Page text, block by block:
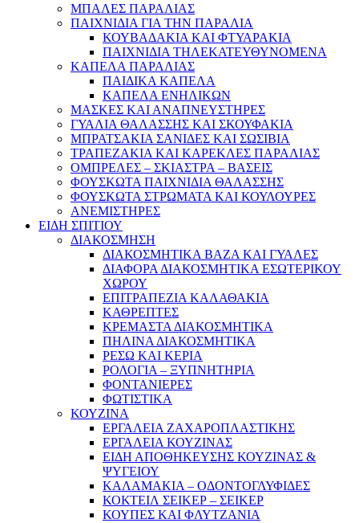
ΜΠΑΛΕΣ ΠΑΡΑΛΙΑΣ
ΠΑΙΧΝΙΔΙΑ ΓΙΑ ΤΗΝ ΠΑΡΑΛΙΑ
ΚΟΥΒΑΔΑΚΙΑ ΚΑΙ ΦΤΥΑΡΑΚΙΑ
ΠΑΙΧΝΙΔΙΑ ΤΗΛΕΚΑΤΕΥΘΥΝΟΜΕΝΑ
ΚΑΠΕΛΑ ΠΑΡΑΛΙΑΣ
ΠΑΙΔΙΚΑ ΚΑΠΕΛΑ
ΚΑΠΕΛΑ ΕΝΗΛΙΚΩΝ
ΜΑΣΚΕΣ ΚΑΙ ΑΝΑΠΝΕΥΣΤΗΡΕΣ
ΓΥΑΛΙΑ ΘΑΛΑΣΣΗΣ ΚΑΙ ΣΚΟΥΦΑΚΙΑ
ΜΠΡΑΤΣΑΚΙΑ ΣΑΝΙΔΕΣ ΚΑΙ ΣΩΣΙΒΙΑ
ΤΡΑΠΕΖΑΚΙΑ ΚΑΙ ΚΑΡΕΚΛΕΣ ΠΑΡΑΛΙΑΣ
ΟΜΠΡΕΛΕΣ – ΣΚΙΑΣΤΡΑ – ΒΑΣΕΙΣ
ΦΟΥΣΚΩΤΑ ΠΑΙΧΝΙΔΙΑ ΘΑΛΑΣΣΗΣ
ΦΟΥΣΚΩΤΑ ΣΤΡΩΜΑΤΑ ΚΑΙ ΚΟΥΛΟΥΡΕΣ
ΑΝΕΜΙΣΤΗΡΕΣ
ΕΙΔΗ ΣΠΙΤΙΟΥ
ΔΙΑΚΟΣΜΗΣΗ
ΔΙΑΚΟΣΜΗΤΙΚΑ ΒΑΖΑ ΚΑΙ ΓΥΑΛΕΣ
ΔΙΑΦΟΡΑ ΔΙΑΚΟΣΜΗΤΙΚΑ ΕΣΩΤΕΡΙΚΟΥ
ΧΩΡΟΥ
ΕΠΙΤΡΑΠΕΖΙΑ ΚΑΛΑΘΑΚΙΑ
ΚΑΘΡΕΠΤΕΣ
ΚΡΕΜΑΣΤΑ ΔΙΑΚΟΣΜΗΤΙΚΑ
ΠΗΛΙΝΑ ΔΙΑΚΟΣΜΗΤΙΚΑ
ΡΕΣΩ ΚΑΙ ΚΕΡΙΑ
ΡΟΛΟΓΙΑ – ΞΥΠΝΗΤΗΡΙΑ
ΦΟΝΤΑΝΙΕΡΕΣ
ΦΩΤΙΣΤΙΚΑ
ΚΟΥΖΙΝΑ
ΕΡΓΑΛΕΙΑ ΖΑΧΑΡΟΠΛΑΣΤΙΚΗΣ
ΕΡΓΑΛΕΙΑ ΚΟΥΖΙΝΑΣ
ΕΙΔΗ ΑΠΟΘΗΚΕΥΣΗΣ ΚΟΥΖΙΝΑΣ &
ΨΥΓΕΙΟΥ
ΚΑΛΑΜΑΚΙΑ – ΟΔΟΝΤΟΓΛΥΦΙΔΕΣ
ΚΟΚΤΕΙΛ ΣΕΙΚΕΡ – ΣΕΙΚΕΡ
ΚΟΥΠΕΣ ΚΑΙ ΦΛΥΤΖΑΝΙΑ